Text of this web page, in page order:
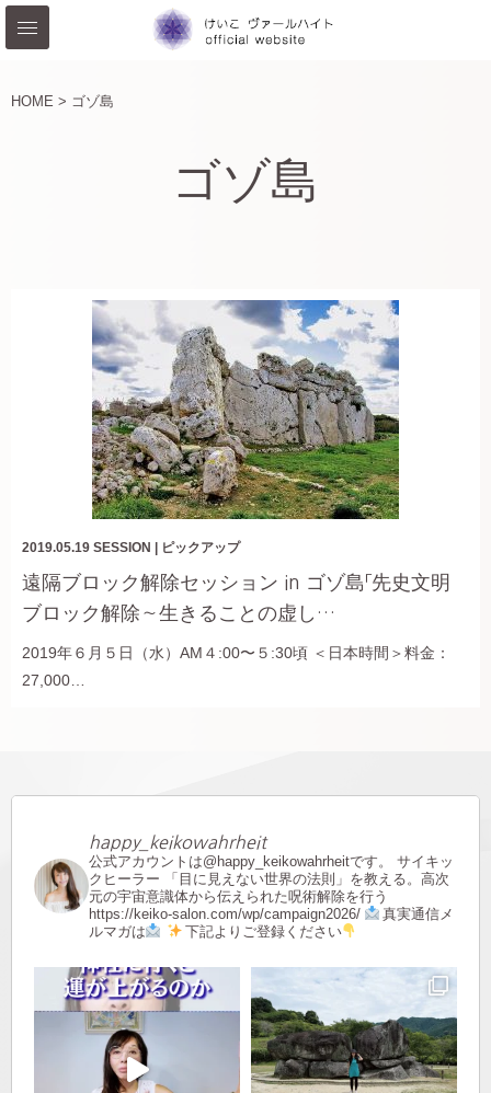
HOME > ゴゾ島
ゴゾ島
2019.05.19 SESSION ピックアップ
遠隔ブロック解除セッション in ゴゾ島「先史文明
ブロック解除～生きることの虚し…
2019年６月５日（水）AM４:00〜５:30頃 ＜日本時間＞料金：
27,000…
happy_keikowahrheit
公式アカウントは@happy_keikowahrheitです。
サイキッ
クヒーラー 「目に見えない世界の法則」を教える。高次
元の宇宙意識体から伝えられた呪術解除を行う
https://keiko-salon.com/wp/campaign2026/
真実通信メ
ルマガは
下記よりご登録ください